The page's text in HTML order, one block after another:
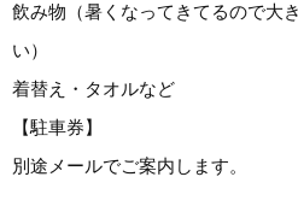
飲み物（暑くなってきてるので大
い）
着替え・タオルなど
【駐車券】
別途メールでご案内します。